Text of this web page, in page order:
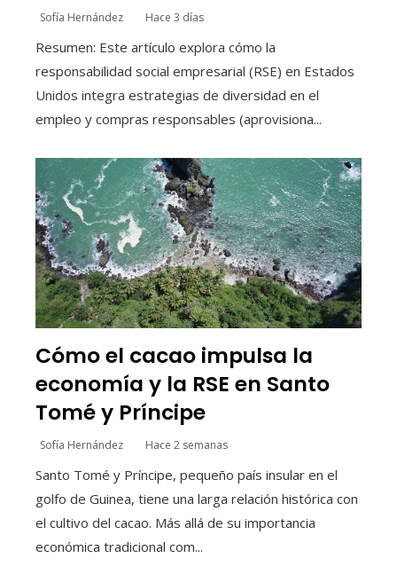
Sofía Hernández Hace 3 días
Resumen: Este artículo explora cómo la
responsabilidad social empresarial (RSE) en Estados
Unidos integra estrategias de diversidad en el
empleo y compras responsables (aprovisiona...
Cómo el cacao impulsa la
economía y la RSE en Santo
Tomé y Príncipe
Sofía Hernández Hace 2 semanas
Santo Tomé y Príncipe, pequeño país insular en el
golfo de Guinea, tiene una larga relación histórica con
el cultivo del cacao. Más allá de su importancia
económica tradicional com...